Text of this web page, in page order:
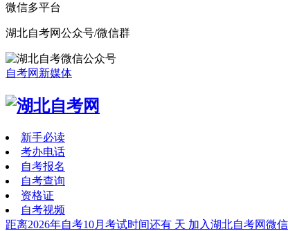
微信多平台
湖北自考网公众号/微信群
自考网新媒体
新手必读
考办电话
自考报名
自考查询
资格证
自考视频
距离2026年自考10月考试时间还有 天 加入湖北自考网微